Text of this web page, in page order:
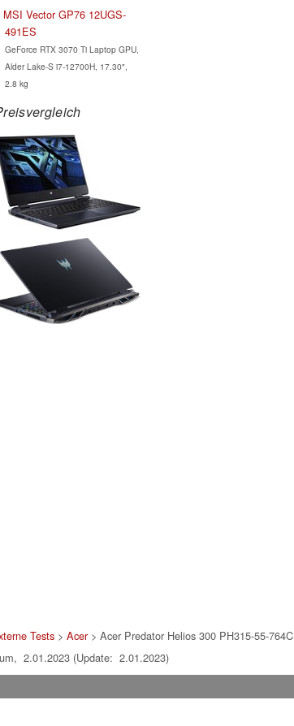
MSI Vector GP76 12UGS-
491ES
GeForce RTX 3070 Ti Laptop GPU,
Alder Lake-S i7-12700H, 17.30",
2.8 kg
Tests> Acer> Acer Predator Helios 300 PH315-55-764C
2.01.2023 (Update: 2.01.2023)